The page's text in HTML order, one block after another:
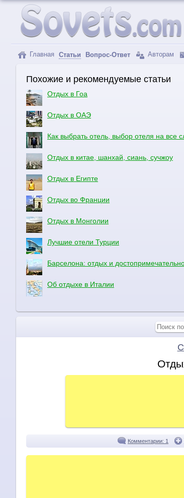
Главная Статьи Вопрос-Ответ Авторам
Похожие и рекомендуемые статьи
Отдых в Гоа
Отдых в ОАЭ
Как выбрать отель, выбор отеля на все
Отдых в китае, шанхай, сиань, сучжоу
Отдых в Египте
Отдых во Франции
Отдых в Монголии
Лучшие отели Турции
Барселона: отдых и
Об отдыхе в Италии
Комментарии: 1